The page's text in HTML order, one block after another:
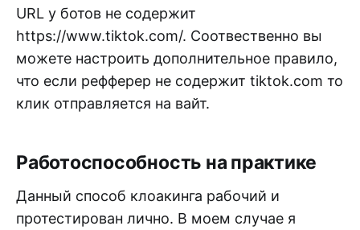
URL у ботов не содержит
https://www.tiktok.com/. Соотвественно вы
можете настроить дополнительное правило,
что если рефферер не содержит tiktok.com то
клик отправляется на вайт.
Работоспособность на практике
Данный способ клоакинга рабочий и
протестирован лично. В моем случае я